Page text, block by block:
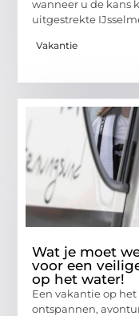
wanneer u de kans
uitgestrekte
Vakantie
Wat je moet
voor een
op het water!
Een vakantie op
ontspannen,